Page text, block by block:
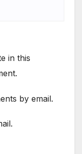
in this
by email.